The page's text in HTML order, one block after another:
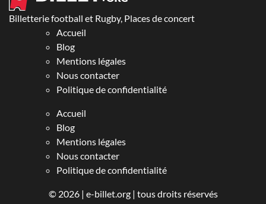
Billetterie football et Rugby, Places de concert
Accueil
Blog
Mentions légales
Nous contacter
Politique de confidentialité
Accueil
Blog
Mentions légales
Nous contacter
Politique de confidentialité
© 2026 | e-billet.org| tous droits réservés